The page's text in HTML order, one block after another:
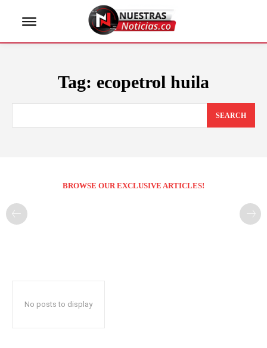
Tag: ecopetrol huila
SEARCH
BROWSE OUR EXCLUSIVE ARTICLES!
No posts to display